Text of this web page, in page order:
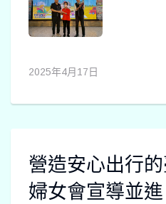
2025年4月17日
營造安心出行
婦女會宣導並進